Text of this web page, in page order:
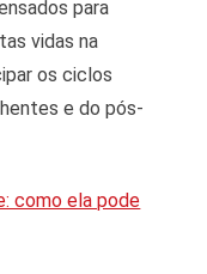
para
vidas na
os ciclos
e do pós-
como ela pode